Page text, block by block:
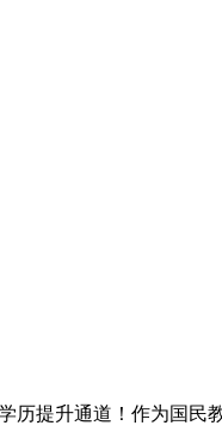
历提升通道！作为国民